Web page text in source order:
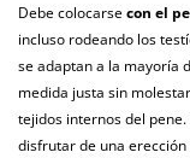
Producto
original
recibo?
Debe colocarsecon el
incluso rodeando los
se adaptan a la mayoría
medida justa sin
tejidos internos del
disfrutar de una